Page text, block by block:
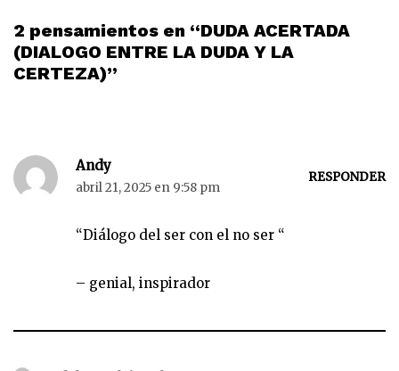
2 pensamientos en “DUDA ACERTADA
(DIALOGO ENTRE LA DUDA Y LA
CERTEZA)”
Andy
abril 21, 2025 en 9:58 pm
RESPONDER
“Diálogo del ser con el no ser “
– genial, inspirador